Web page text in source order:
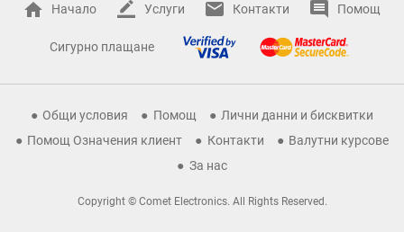
Начало Услуги Контакти Помощ
Сигурно плащане
Общи условия Помощ
Лични данни и бисквитки
Помощ Означения клиент
Контакти
Валутни курсове
За нас
Copyright © Comet Electronics. All Rights Reserved.